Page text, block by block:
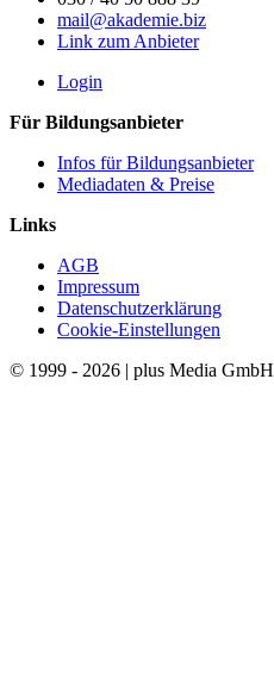
mail@akademie.biz
Link zum Anbieter
Login
Für Bildungsanbieter
Infos für Bildungsanbieter
Mediadaten & Preise
Links
AGB
Impressum
Datenschutzerklärung
Cookie-Einstellungen
© 1999 - 2026 | plus Media GmbH